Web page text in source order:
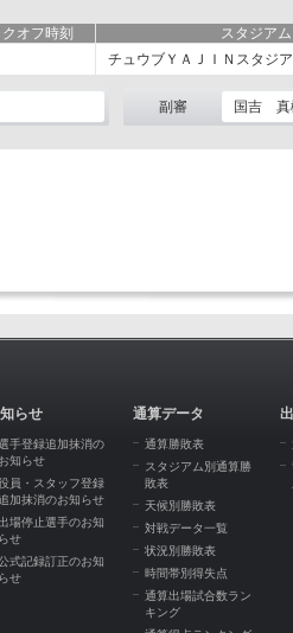
オフ時刻 スタジアム
チュウブＹＡＪＩＮスタジ
副審 国吉 真
らせ
手登録追加抹消の
お知らせ
員・スタッフ登録
加抹消のお知らせ
場停止選手のお知
らせ
式記録訂正のお知
らせ
通算データ
通算勝敗表
スタジアム別通算勝
敗表
天候別勝敗表
対戦データ一覧
状況別勝敗表
時間帯別得失点
通算出場試合数ラン
キング